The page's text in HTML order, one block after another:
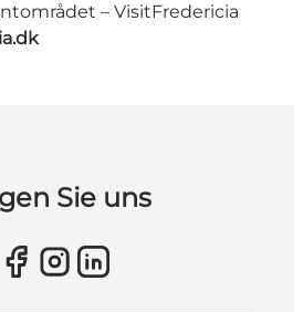
– VisitFredericia
Sie uns